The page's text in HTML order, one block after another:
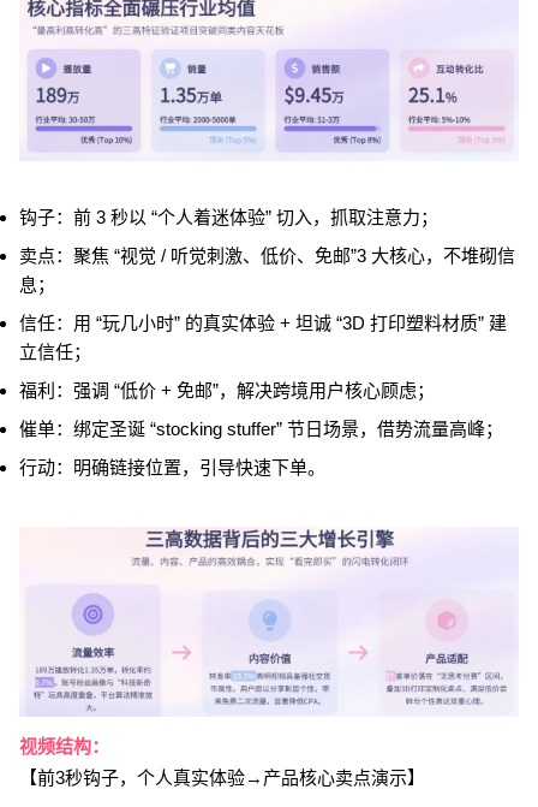
钩子：前 3 秒以 “个人着迷体验” 切入，抓取注意力；
卖点：聚焦 “视觉 / 听觉刺激、低价、免邮”3 大核心，不堆砌信
息；
信任：用 “玩几小时” 的真实体验 + 坦诚 “3D 打印塑料材质” 建
立信任；
福利：强调 “低价 + 免邮”，解决跨境用户核心顾虑；
催单：绑定圣诞 “stocking stuffer” 节日场景，借势流量高峰；
行动：明确链接位置，引导快速下单。
视频结构：
【前3秒钩子，个人真实体验→产品核心卖点演示】